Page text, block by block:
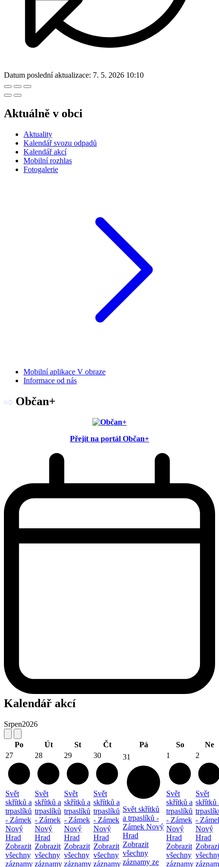
Datum poslední aktualizace: 7. 5. 2026 10:10
Aktuálně v obci
Aktuality
Kalendář svozu odpadů
Kalendář akcí
Mobilní rozhlas
Fotogalerie
Mobilní aplikace V obraze
Informace od nás
Občan+
Přejít na portál Občan+
Kalendář akcí
Srpen2026
Po Út St Čt Pá So
Ne
27
Svět
skřítků a
trpaslíků
- Zámek
Nový
Hrad
Zobrazit
všechny
záznamy
28
Svět
skřítků a
trpaslíků
- Zámek
Nový
Hrad
Zobrazit
všechny
záznamy
29
Svět
skřítků a
trpaslíků
- Zámek
Nový
Hrad
Zobrazit
všechny
záznamy
30
Svět
skřítků a
trpaslíků
- Zámek
Nový
Hrad
Zobrazit
všechny
záznamy
31
Svět skřítků
a trpaslíků -
Zámek Nový
Hrad
Zobrazit
všechny
záznamy ze
1
Svět
skřítků a
trpaslíků
- Zámek
Nový
Hrad
Zobrazit
všechny
záznamy
2
Svět
skřítků
-
Nový
Hrad